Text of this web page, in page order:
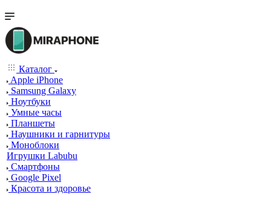
Каталог
Apple iPhone
Samsung Galaxy
Ноутбуки
Умные часы
Планшеты
Наушники и гарнитуры
Моноблоки
Игрушки Labubu
Смартфоны
Google Pixel
Красота и здоровье